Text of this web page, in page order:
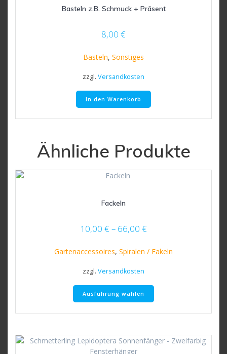
der
Basteln z.B. Schmuck + Präsent
8,00 €
Basteln, Sonstiges
zzgl. Versandkosten
In den Warenkorb
Ähnliche Produkte
Fackeln
10,00 € – 66,00 €
Gartenaccessoires, Spiralen / Fakeln
zzgl. Versandkosten
Ausführung wählen
Dieses
mehrere
auf.
Die